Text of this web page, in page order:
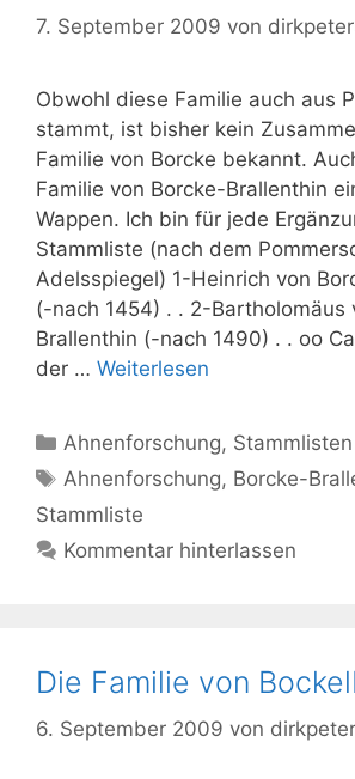
7. September 2009 von
Obwohl diese Familie auch aus
stammt, ist bisher kein
Familie von Borcke bekannt.
Familie von Borcke-Brallenthin
Wappen. Ich bin für jede
Stammliste (nach dem
Adelsspiegel) 1-Heinrich von
(-nach 1454) . . 2-Bartholomäus
Brallenthin (-nach 1490) . . oo
der … Weiterlesen
Kategorien
Ahnenforschung, Stammlisten
Schlagwörter
Ahnenforschung, Borcke-
Stammliste
Kommentar hinterlassen
Die Familie von
6. September 2009 von